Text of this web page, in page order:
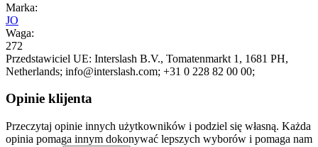
Marka:
JO
Waga:
272
Przedstawiciel UE: Interslash B.V., Tomatenmarkt 1 , 1681 PH,
Netherlands; info@interslash.com; +31 0 228 82 00 00;
Opinie klijenta
Przeczytaj opinie innych użytkowników i podziel się własną. Każda
opinia pomaga innym dokonywać lepszych wyborów i pomaga nam